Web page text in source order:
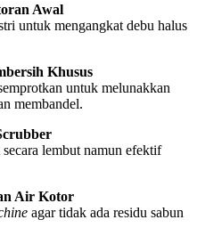
Awal
untuk mengangkat debu halus
Khusus
untuk melunakkan
membandel.
lembut namun efektif
Air Kotor
agar tidak ada residu sabun